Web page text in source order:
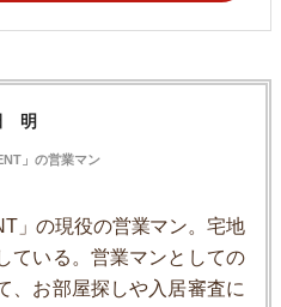
明
」の営業マン
」の現役の営業マン。宅地
ている。営業マンとしての
、お部屋探しや入居審査に